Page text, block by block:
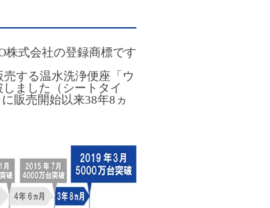
株式会社の登録商標です
する温水洗浄便座「ウ
ました（シートタイ
販売開始以来38年8ヵ